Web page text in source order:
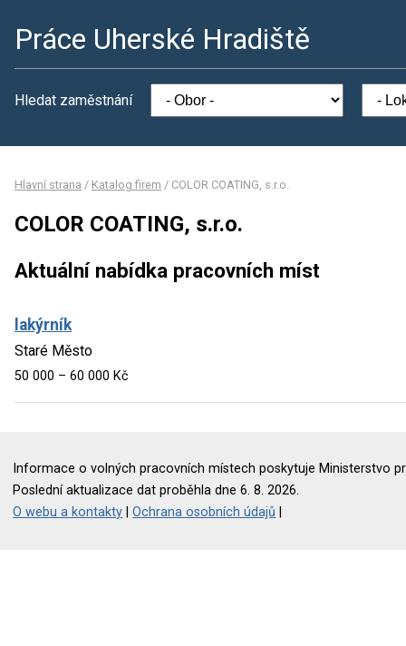
Práce Uherské Hradiště
Hledat zaměstnání
Hlavní strana / Katalog firem / COLOR COATING, s.r.o.
COLOR COATING, s.r.o.
Aktuální nabídka pracovních míst
lakýrník
Staré Město
50 000 – 60 000 Kč
Informace o volných pracovních místech poskytuje Ministerstvo
Poslední aktualizace dat proběhla dne 6. 8. 2026.
O webu a kontakty |Ochrana osobních údajů